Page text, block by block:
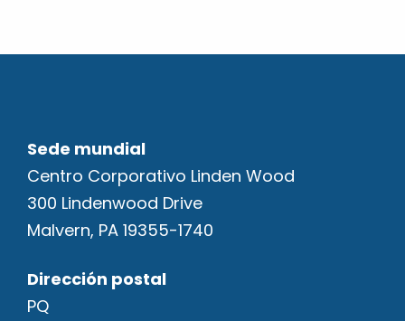
Sede mundial
Centro Corporativo Linden Wood
300 Lindenwood Drive
Malvern, PA 19355-1740
Dirección postal
PQ